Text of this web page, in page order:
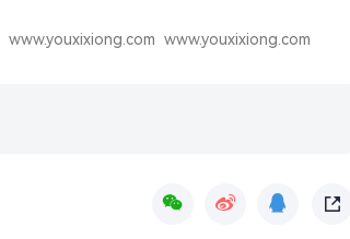
www.youxixiong.com www.youxixiong.com